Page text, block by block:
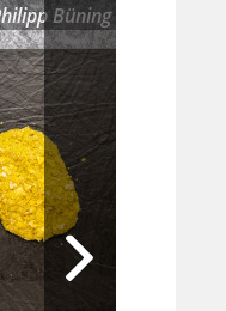
Büning